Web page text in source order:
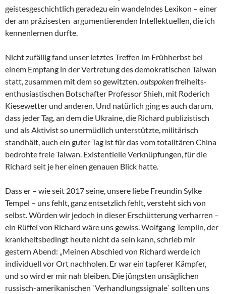
geistesgeschichtlich geradezu ein wandelndes Lexikon – einer
der am präzisesten argumentierenden Intellektuellen, die ich
kennenlernen durfte.
Nicht zufällig fand unser letztes Treffen im Frühherbst bei
einem Empfang in der Vertretung des demokratischen Taiwan
statt, zusammen mit dem so gewitzten,outspokenfreiheits-
enthusiastischen Botschafter Professor Shieh, mit Roderich
Kiesewetter und anderen. Und natürlich ging es auch darum,
dass jeder Tag, an dem die Ukraine, die Richard publizistisch
und als Aktivist so unermüdlich unterstützte, militärisch
standhält, auch ein guter Tag ist für das vom totalitären China
bedrohte freie Taiwan. Existentielle Verknüpfungen, für die
Richard seit je her einen genauen Blick hatte.
Dass er – wie seit 2017 seine, unsere liebe Freundin Sylke
Tempel – uns fehlt, ganz entsetzlich fehlt, versteht sich von
selbst. Würden wir jedoch in dieser Erschütterung verharren –
ein Rüffel von Richard wäre uns gewiss. Wolfgang Templin, der
krankheitsbedingt heute nicht da sein kann, schrieb mir
gestern Abend: „Meinen Abschied von Richard werde ich
individuell vor Ort nachholen. Er war ein tapferer Kämpfer,
und so wird er mir nah bleiben. Die jüngsten unsäglichen
russisch-amerikanischen `Verhandlungssignale` sollten uns